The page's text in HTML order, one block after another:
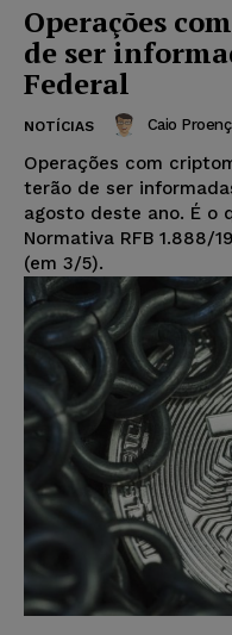
Operações
de ser
Federal
NOTÍCIAS Caio
Operações com
terão de ser
agosto deste ano. É o
Normativa RFB 1.888/
(em 3/5).